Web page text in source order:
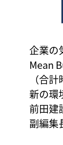
企業の
Mean
（合
新の環
前田建
副編集